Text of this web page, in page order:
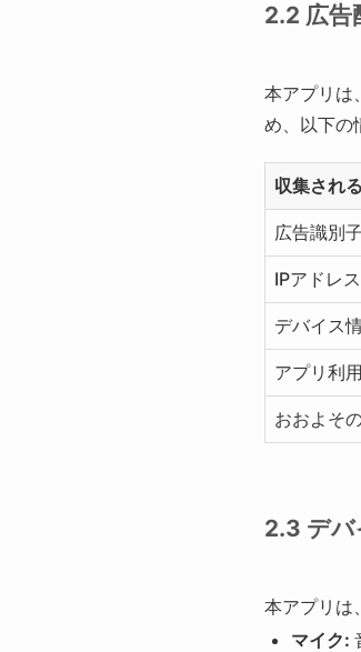
2.2 広告
本アプリは
め、以下の
収集され
広告識別
IPアドレス
デバイス
アプリ利
おおよそ
2.3 デ
本アプリは
マイク: